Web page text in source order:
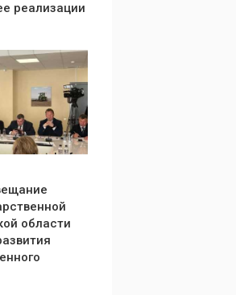
реализации
области